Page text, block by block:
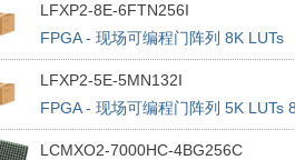
LFXP2-8E-6FTN256I
FPGA - 现场可编程门阵列 8K LUTs
201 I/O Inst on DSP 1.2V -6 Spd
LFXP2-5E-5MN132I
FPGA - 现场可编程门阵列 5K LUTs
I/O Inst on DSP 1.2V -5 Spd
LCMXO2-7000HC-4BG256C